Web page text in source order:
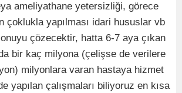
ameliyathane yetersizliği, görece
çoklukla yapılması idari hususlar vb
çözecektir, hatta 6-7 aya çıkan
bir kaç milyona (çelişse de verilere
milyonlara varan hastaya hizmet
yapılan çalışmaları biliyoruz en kısa